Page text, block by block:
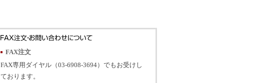
FAX注文
FAX専用ダイヤル（03-6908-3694）でもお受けし
ております。